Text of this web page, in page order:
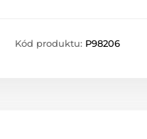
Kód produktu: P98206